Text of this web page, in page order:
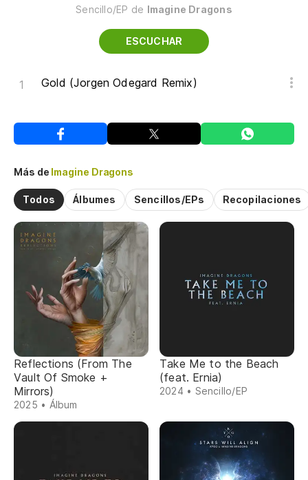
Sencillo/EP de Imagine Dragons
ESCUCHAR
Gold (Jorgen Odegard Remix)
Más de Imagine Dragons
Todos Álbumes Sencillos/EPs Recopilaciones
Reflections (From The
Vault Of Smoke +
Mirrors)
2025 • Álbum
Take Me to the Beach
(feat. Ernia)
2024 • Sencillo/EP